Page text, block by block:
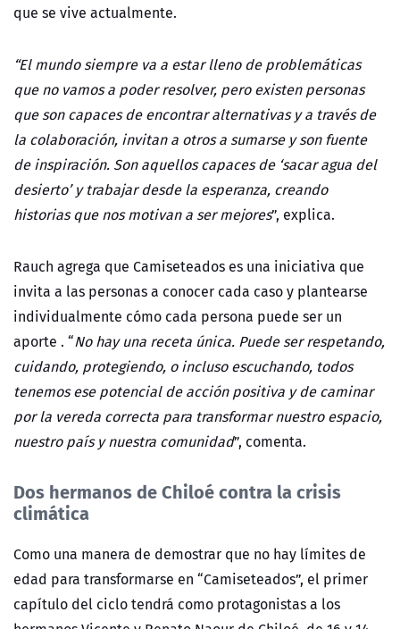
que se vive actualmente.
“El mundo siempre va a estar lleno de problemáticas
que no vamos a poder resolver, pero existen personas
que son capaces de encontrar alternativas y a través de
la colaboración, invitan a otros a sumarse y son fuente
de inspiración. Son aquellos capaces de ‘sacar agua del
desierto’ y trabajar desde la esperanza, creando
historias que nos motivan a ser mejores”, explica.
Rauch agrega que Camiseteados es una iniciativa que
invita a las personas a conocer cada caso y plantearse
individualmente cómo cada persona puede ser un
aporte . “No hay una receta única. Puede ser respetando,
cuidando, protegiendo, o incluso escuchando, todos
tenemos ese potencial de acción positiva y de caminar
por la vereda correcta para transformar nuestro espacio,
nuestro país y nuestra comunidad”, comenta.
Dos hermanos de Chiloé contra la crisis
climática
Como una manera de demostrar que no hay límites de
edad para transformarse en “Camiseteados”, el primer
capítulo del ciclo tendrá como protagonistas a los